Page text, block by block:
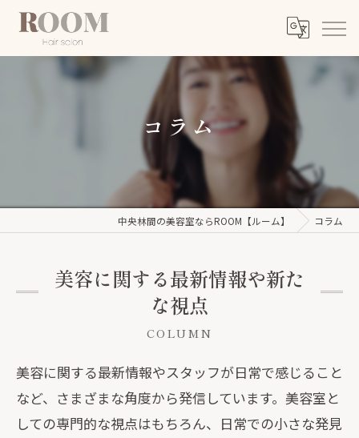
コラム
中央林間の美容室ならROOM【ルーム】 コラム
美容に関する最新情報や新た
な視点
COLUMN
美容に関する最新情報やスタッフが日常で感じること
など、さまざまな角度から発信しています。美容室と
しての専門的な視点はもちろん、日常での小さな発見